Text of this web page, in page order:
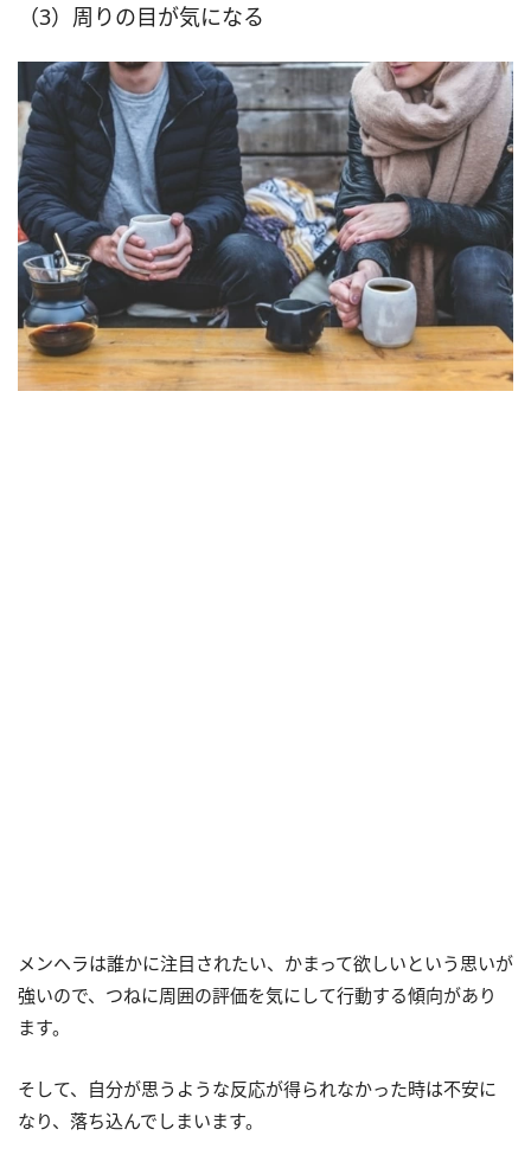
（3）周りの目が気になる
メンヘラは誰かに注目されたい、かまって欲しいという思いが
強いので、つねに周囲の評価を気にして行動する傾向があり
ます。
そして、自分が思うような反応が得られなかった時は不安に
なり、落ち込んでしまいます。